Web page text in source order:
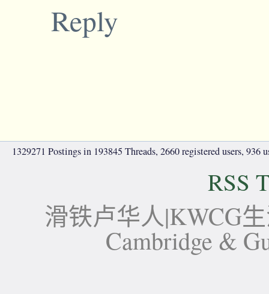
Reply
1329271 Postings in 193845 Threads, 2660 registered users, 936
RSS
滑铁卢华人|KWCG
Cambridge &